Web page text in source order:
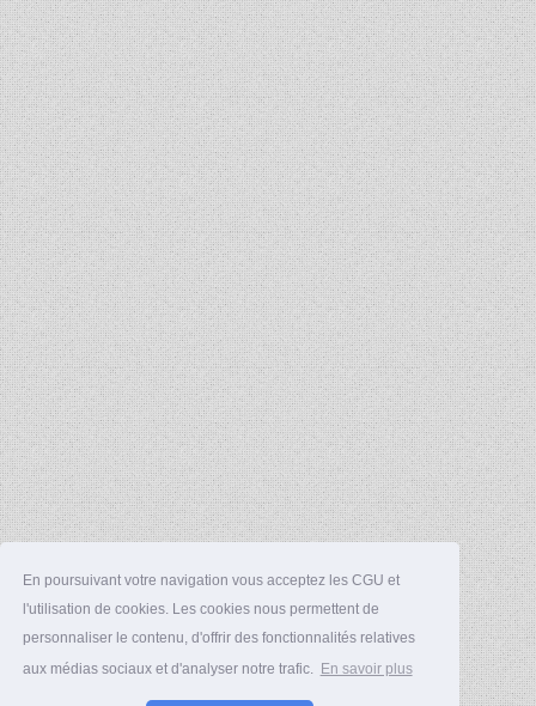
En poursuivant votre navigation vous acceptez les CGU et
l'utilisation de cookies. Les cookies nous permettent de
personnaliser le contenu, d'offrir des fonctionnalités relatives
aux médias sociaux et d'analyser notre trafic. En savoir plus